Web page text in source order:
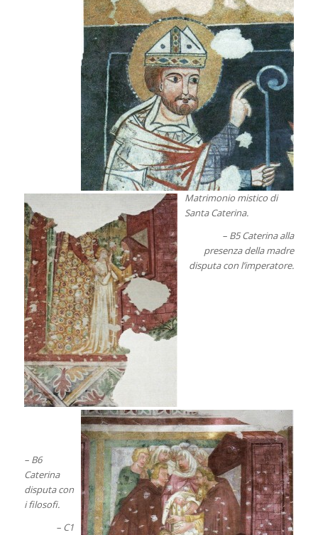
Matrimonio mistico di
Santa Caterina.
– B5 Caterina alla
presenza della madre
disputa con l’imperatore.
– B6
Caterina
disputa con
i filosofi.
– C1